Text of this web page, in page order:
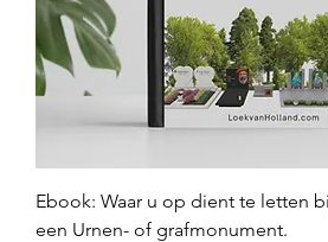
Ebook: Waar u op dient te letten
een Urnen- of grafmonument.